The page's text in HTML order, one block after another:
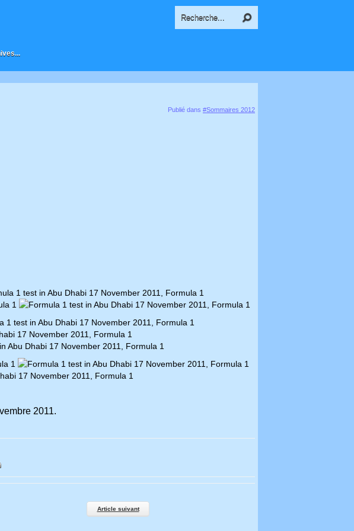
Publié dans #Sommaires 2012
2011.
Article suivant